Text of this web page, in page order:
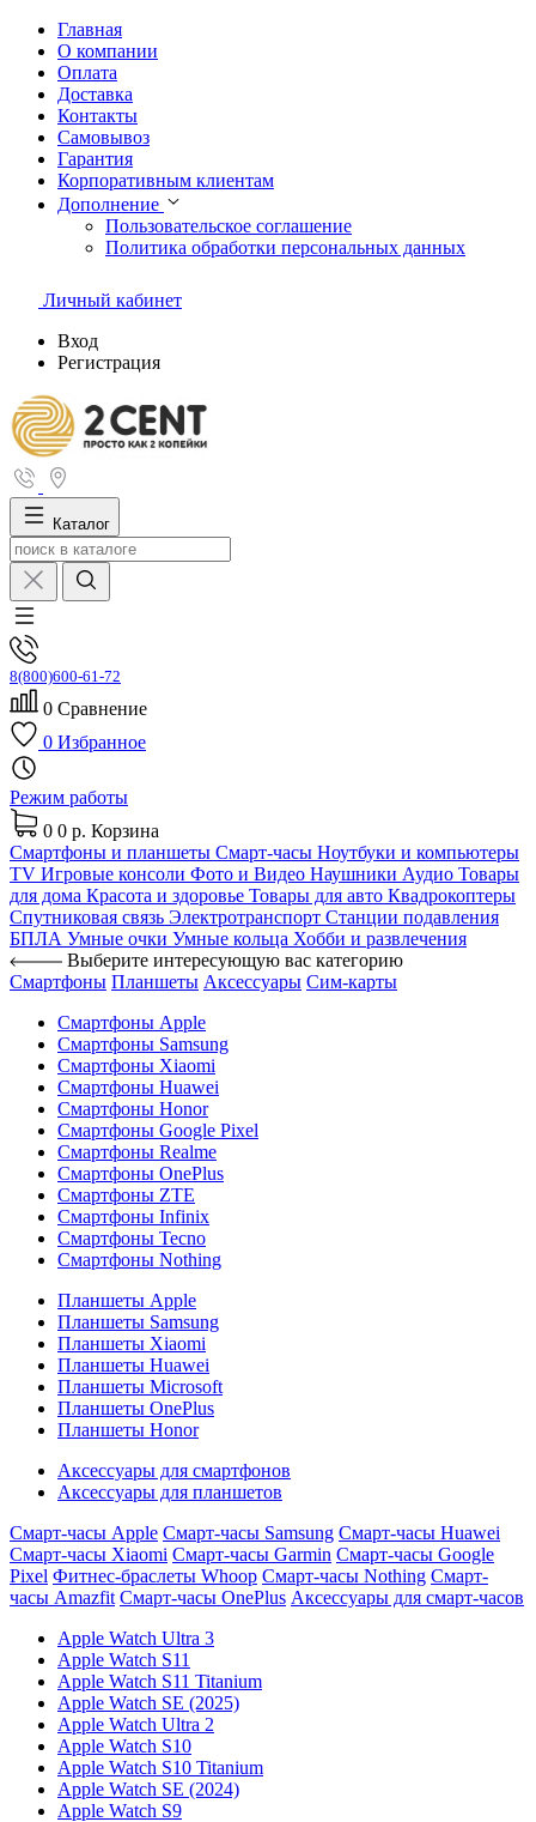
Главная
О компании
Оплата
Доставка
Контакты
Самовывоз
Гарантия
Корпоративным клиентам
Дополнение
Пользовательское соглашение
Политика обработки персональных данных
Личный кабинет
Вход
Регистрация
Каталог
8(800)600-61-72
0 Сравнение
0 Избранное
Режим работы
0 0 р. Корзина
Смартфоны и планшеты Смарт-часы Ноутбуки и компьютеры
TV Игровые консоли Фото и Видео Наушники Аудио Товары
для дома Красота и здоровье Товары для авто Квадрокоптеры
Спутниковая связь Электротранспорт Станции подавления
БПЛА Умные очки Умные кольца Хобби и развлечения
Выберите интересующую вас категорию
Смартфоны Планшеты Аксессуары Сим-карты
Смартфоны Apple
Смартфоны Samsung
Смартфоны Xiaomi
Смартфоны Huawei
Смартфоны Honor
Смартфоны Google Pixel
Смартфоны Realme
Смартфоны OnePlus
Смартфоны ZTE
Смартфоны Infinix
Смартфоны Tecno
Смартфоны Nothing
Планшеты Apple
Планшеты Samsung
Планшеты Xiaomi
Планшеты Huawei
Планшеты Microsoft
Планшеты OnePlus
Планшеты Honor
Аксессуары для смартфонов
Аксессуары для планшетов
Смарт-часы Apple Смарт-часы Samsung Смарт-часы Huawei
Смарт-часы Xiaomi Смарт-часы Garmin Смарт-часы Google
Pixel Фитнес-браслеты Whoop Смарт-часы Nothing Смарт-
часы Amazfit Смарт-часы OnePlus Аксессуары для смарт-часов
Apple Watch Ultra 3
Apple Watch S11
Apple Watch S11 Titanium
Apple Watch SE (2025)
Apple Watch Ultra 2
Apple Watch S10
Apple Watch S10 Titanium
Apple Watch SE (2024)
Apple Watch S9